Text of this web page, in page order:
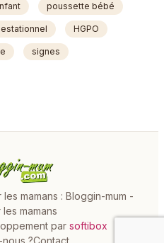
poussette bébé
HGPO
signes
mamans : Bloggin-mum -
mamans
par softibox